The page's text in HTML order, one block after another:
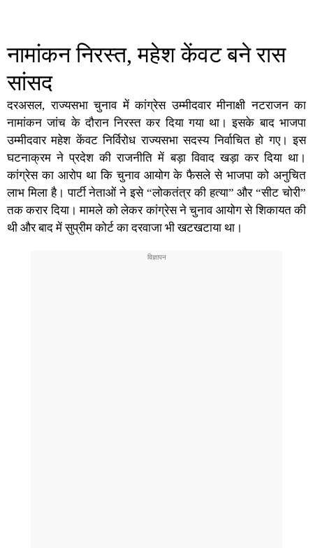
नामांकन निरस्त, महेश केंवट बने रास
सांसद
दरअसल, राज्यसभा चुनाव में कांग्रेस उम्मीदवार मीनाक्षी नटराजन का
नामांकन जांच के दौरान निरस्त कर दिया गया था। इसके बाद भाजपा
उम्मीदवार महेश केंवट निर्विरोध राज्यसभा सदस्य निर्वाचित हो गए। इस
घटनाक्रम ने प्रदेश की राजनीति में बड़ा विवाद खड़ा कर दिया था।
कांग्रेस का आरोप था कि चुनाव आयोग के फैसले से भाजपा को अनुचित
लाभ मिला है। पार्टी नेताओं ने इसे “लोकतंत्र की हत्या” और “सीट चोरी”
तक करार दिया। मामले को लेकर कांग्रेस ने चुनाव आयोग से शिकायत की
थी और बाद में सुप्रीम कोर्ट का दरवाजा भी खटखटाया था।